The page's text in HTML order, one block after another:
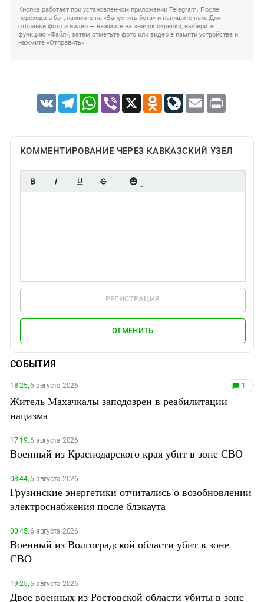
Кнопка работает при установленном приложении Telegram. После
перехода в бот, нажмите на «Запустить бота» и напишите нам. Для
отправки фото и видео — нажмите на значок скрепки, выберите
функцию «Файл», затем отметьте фото или видео в памяти устройства и
нажмите «Отправить».
VK TelegramWhatsApp
Viber X Odnoklassniki
LiveJournal
Email Print
КОММЕНТИРОВАНИЕ ЧЕРЕЗ КАВКАЗСКИЙ УЗЕЛ
РЕГИСТРАЦИЯ
ОТМЕНИТЬ
СОБЫТИЯ
18:25,6 августа 2026 1
Житель Махачкалы заподозрен в реабилитации
нацизма
17:19,6 августа 2026
Военный из Краснодарского края убит в зоне СВО
08:44,6 августа 2026
Грузинские энергетики отчитались о возобновлении
электроснабжения после блэкаута
00:45,6 августа 2026
Военный из Волгоградской области убит в зоне
СВО
19:25,5 августа 2026
Двое военных из Ростовской области убиты в зоне